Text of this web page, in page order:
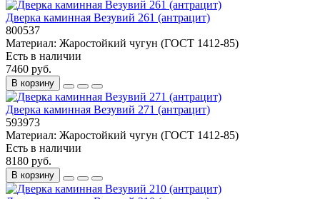
Дверка каминная Везувий 261 (антрацит)
800537
Материал: Жаростойкий чугун (ГОСТ 1412-85)
Есть в наличии
7460 руб.
В корзину
Дверка каминная Везувий 271 (антрацит)
593973
Материал: Жаростойкий чугун (ГОСТ 1412-85)
Есть в наличии
8180 руб.
В корзину